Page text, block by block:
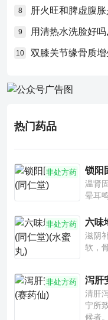
8 肝火旺和脾虚腹
9 用清热水洗脸好
10 双膝关节缘骨质
热门药品
非处方药 锁阳
温肾
晕耳
非处方药 六味
滋阴
软，
非处方药 泻肝
清肝
宁所
候者。